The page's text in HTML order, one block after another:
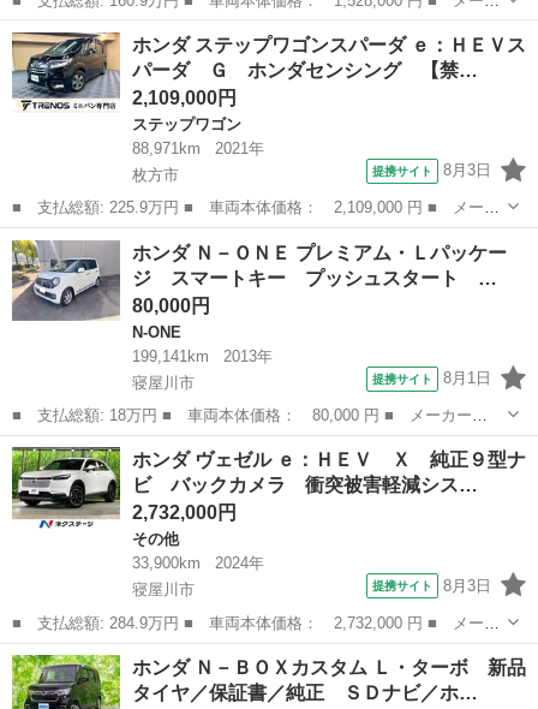
ー名： ホンダ ■ 車種名： Ｎ－ＢＯＸ ■ グレード名： ベース
グレード 元代車 純正ナビ フルセグ Ｒカメラ ＥＴＣ ドラレ
コ（前）...
大阪 岸和田市 N-BOX
ホンダ ステップワゴンスパーダ ｅ：ＨＥＶス
パーダ Ｇ ホンダセンシング 【禁…
2,109,000円
ステップワゴン
88,971km
2021年
枚方市
提携サイト 8月3日
■ 支払総額: 225.9万円 ■ 車両本体価格： 2,109,000 円 ■ メーカ
ー名： ホンダ ■ 車種名： ステップワゴンスパーダ ■ グレード
名： ｅ：ＨＥＶスパーダ Ｇ ホンダセンシング 【禁煙車】【純
正１０イ...
大阪 枚方市 ステップワゴン
ホンダ Ｎ－ＯＮＥ プレミアム・Ｌパッケー
ジ スマートキー プッシュスタート …
80,000円
N-ONE
199,141km
2013年
寝屋川市
提携サイト 8月1日
■ 支払総額: 18万円 ■ 車両本体価格： 80,000 円 ■ メーカー
名： ホンダ ■ 車種名： Ｎ－ＯＮＥ ■ グレード名： プレミア
ム・Ｌパッケージ スマートキー プッシュスタート ナビＴＶ オ
ートエアコン バッ...
大阪 寝屋川市 N-ONE
ホンダ ヴェゼル ｅ：ＨＥＶ Ｘ 純正９型ナ
ビ バックカメラ 衝突被害軽減シス…
2,732,000円
その他
33,900km
2024年
寝屋川市
提携サイト 8月3日
■ 支払総額: 284.9万円 ■ 車両本体価格： 2,732,000 円 ■ メーカ
ー名： ホンダ ■ 車種名： ヴェゼル ■ グレード名： ｅ：ＨＥ
Ｖ Ｘ 純正９型ナビ バックカメラ 衝突被害軽減システム レー
ダークル...
大阪 寝屋川市 その他
ホンダ Ｎ－ＢＯＸカスタム Ｌ・ターボ 新品
タイヤ／保証書／純正 ＳＤナビ／ホ…